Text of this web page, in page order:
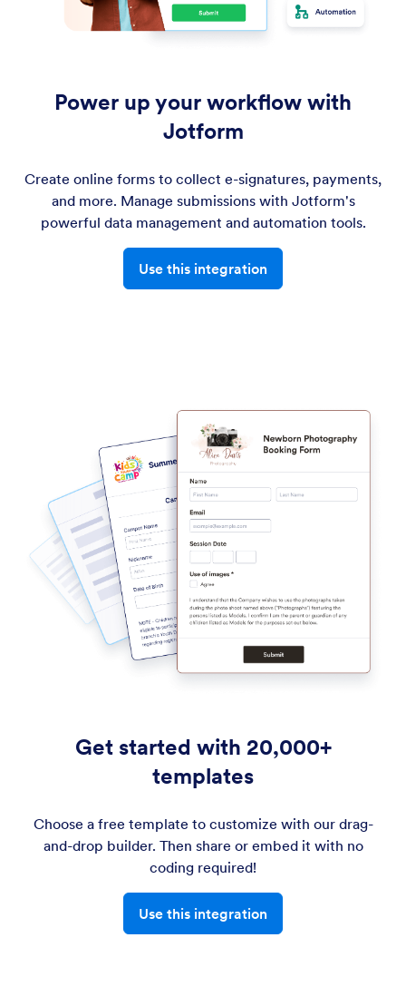
Power up your workflow with
Jotform
Create online forms to collect e-signatures, payments,
and more. Manage submissions with Jotform's
powerful data management and automation tools.
Use this integration
Get started with 20,000+
templates
Choose a free template to customize with our drag-
and-drop builder. Then share or embed it with no
coding required!
Use this integration